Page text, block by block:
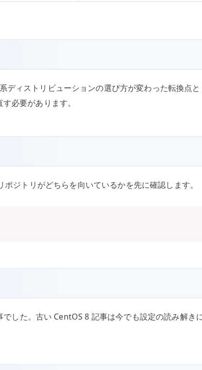
ィストリビューションの選び方が変わった転換点と
必要があります。
ジトリがどちらを向いているかを先に確認します。
した。古い CentOS 8 記事は今でも設定の読み解き